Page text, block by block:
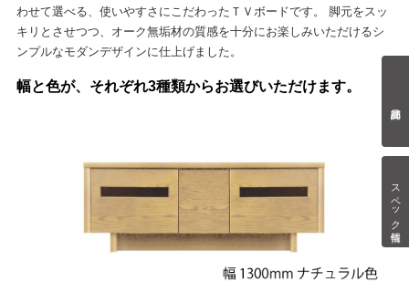
スペック情報
わせて選べる、使いやすさにこだわったＴＶボードです。 脚元をスッ
キリとさせつつ、オーク無垢材の質感を十分にお楽しみいただけるシ
ンプルなモダンデザインに仕上げました。
幅と色が、それぞれ3種類からお選びいただけます。